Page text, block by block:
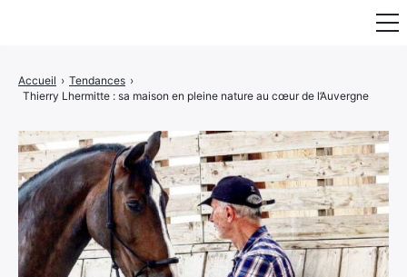
Accueil › Tendances ›
Thierry Lhermitte : sa maison en pleine nature au cœur de l’Auvergne
Mobilier & Rangement
Luminaire
Maison
Art & Décoration
Portraits